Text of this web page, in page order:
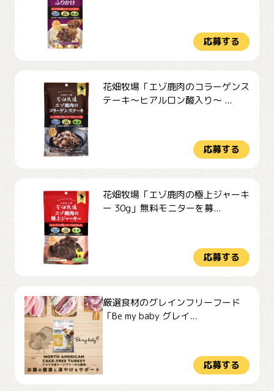
応募する
花畑牧場「エゾ鹿肉のコラーゲンス
テーキ～ヒアルロン酸入り～ ...
応募する
花畑牧場「エゾ鹿肉の極上ジャーキ
ー 30g」無料モニターを募...
応募する
厳選食材のグレインフリーフード
「Be my baby グレイ...
応募する